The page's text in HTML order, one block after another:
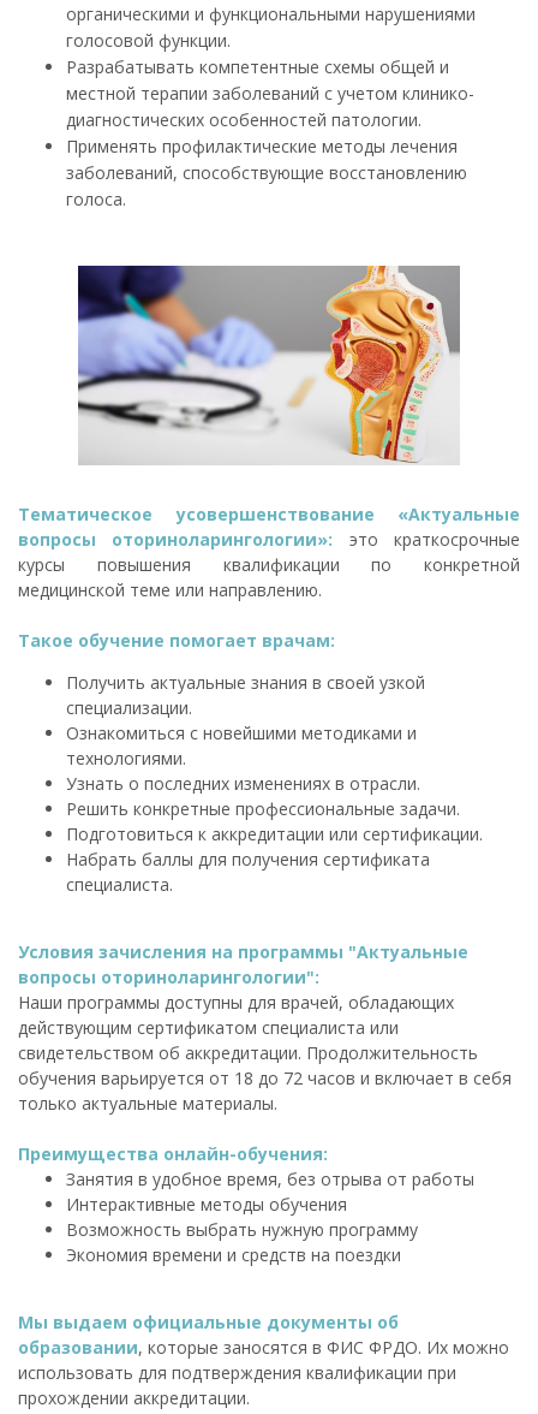
органическими и функциональными нарушениями
голосовой функции.
Разрабатывать компетентные схемы общей и
местной терапии заболеваний с учетом клинико-
диагностических особенностей патологии.
Применять профилактические методы лечения
заболеваний, способствующие восстановлению
голоса.
Тематическое усовершенствование «Актуальные
вопросы оториноларингологии»: это краткосрочные
курсы повышения квалификации по конкретной
медицинской теме или направлению.
Такое обучение помогает врачам:
Получить актуальные знания в своей узкой
специализации.
Ознакомиться с новейшими методиками и
технологиями.
Узнать о последних изменениях в отрасли.
Решить конкретные профессиональные задачи.
Подготовиться к аккредитации или сертификации.
Набрать баллы для получения сертификата
специалиста.
Условия зачисления на программы "Актуальные
вопросы оториноларингологии":
Наши программы доступны для врачей, обладающих
действующим сертификатом специалиста или
свидетельством об аккредитации. Продолжительность
обучения варьируется от 18 до 72 часов и включает в себя
только актуальные материалы.
Преимущества онлайн-обучения:
Занятия в удобное время, без отрыва от работы
Интерактивные методы обучения
Возможность выбрать нужную программу
Экономия времени и средств на поездки
Мы выдаем официальные документы об
образовании, которые заносятся в ФИС ФРДО. Их можно
использовать для подтверждения квалификации при
прохождении аккредитации.